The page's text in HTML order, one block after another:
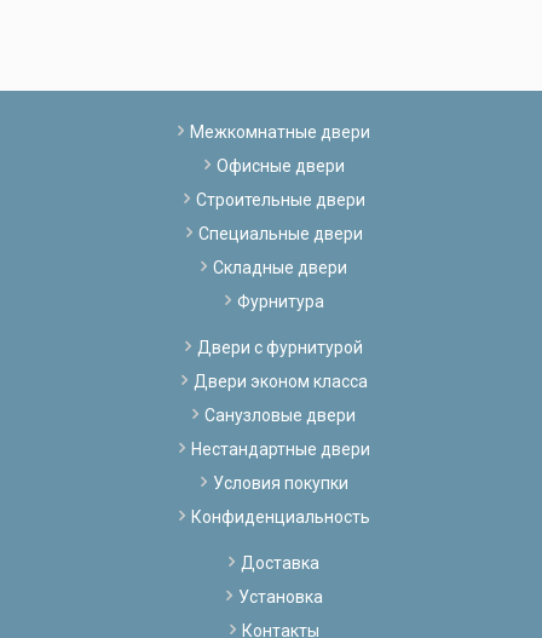
Межкомнатные двери
Офисные двери
Строительные двери
Специальные двери
Складные двери
Фурнитура
Двери с фурнитурой
Двери эконом класса
Санузловые двери
Нестандартные двери
Условия покупки
Конфиденциальность
Доставка
Установка
Контакты